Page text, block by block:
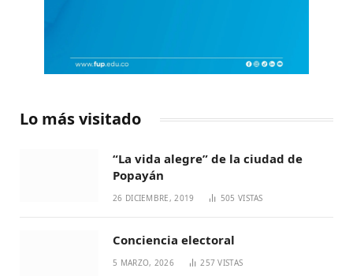
Lo más visitado
“La vida alegre” de la ciudad de
Popayán
26 DICIEMBRE, 2019 505 VISTAS
Conciencia electoral
5 MARZO, 2026 257VISTAS